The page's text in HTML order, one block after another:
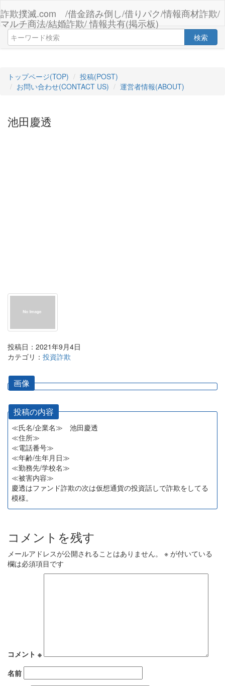
詐欺撲滅.com /借金踏み倒し/借りパク/情報商材詐欺/
マルチ商法/結婚詐欺/ 情報共有(掲示板)
検索
トップページ(TOP)
投稿(POST)
お問い合わせ(CONTACT US)
運営者情報(ABOUT)
池田慶透
投稿日：2021年9月4日
カテゴリ： 投資詐欺
画像
投稿の内容
≪氏名/企業名≫ 池田慶透
≪住所≫
≪電話番号≫
≪年齢/生年月日≫
≪勤務先/学校名≫
≪被害内容≫
慶透はファンド詐欺の次は仮想通貨の投資話しで詐欺をしてる
模様。
コメントを残す
メールアドレスが公開されることはありません。 ※ が付いている
欄は必須項目です
コメント ※
名前